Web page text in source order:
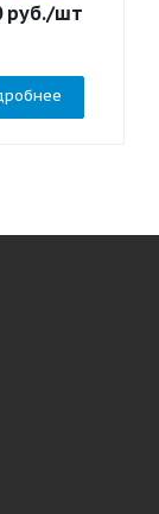
руб./шт